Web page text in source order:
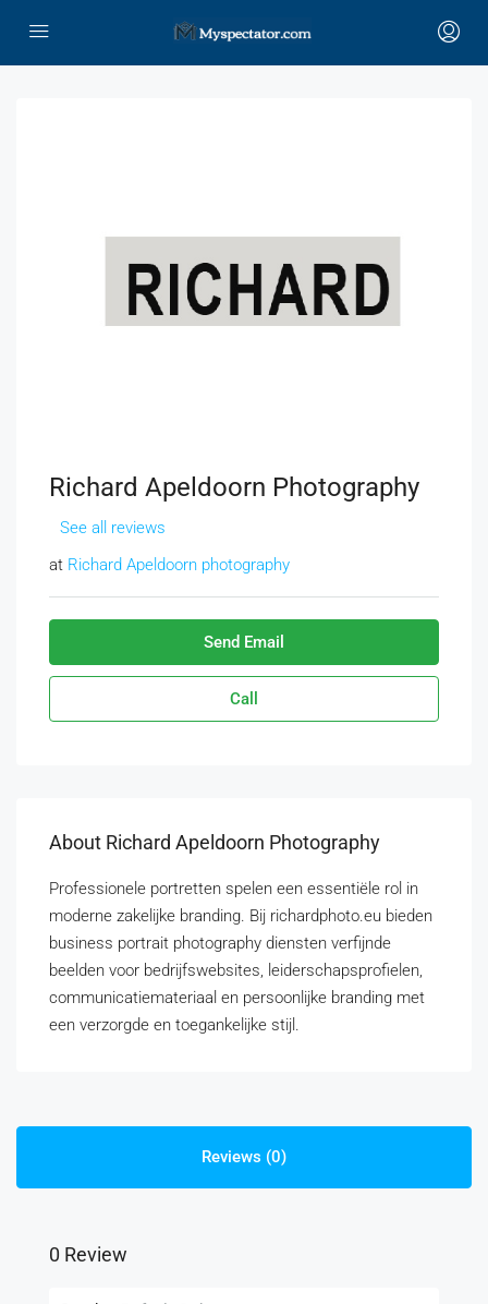
Richard Apeldoorn Photography
See all reviews
at Richard Apeldoorn photography
Send Email
Call
About Richard Apeldoorn Photography
Professionele portretten spelen een essentiële rol in
moderne zakelijke branding. Bij richardphoto.eu bieden
business portrait photography diensten verfijnde
beelden voor bedrijfswebsites, leiderschapsprofielen,
communicatiemateriaal en persoonlijke branding met
een verzorgde en toegankelijke stijl.
Reviews (0)
0 Review